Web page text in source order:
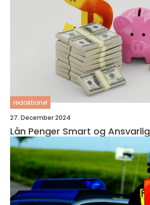
redaktionel
27. December 2024
Lån Penger Smart og Ansvarlig